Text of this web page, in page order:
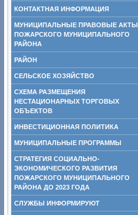
КОНТАКТНАЯ ИНФОРМАЦИЯ
МУНИЦИПАЛЬНЫЕ ПРАВОВЫЕ АКТЫ
ПОЖАРСКОГО МУНИЦИПАЛЬНОГО
РАЙОНА
РАЙОН
СЕЛЬСКОЕ ХОЗЯЙСТВО
СХЕМА РАЗМЕЩЕНИЯ
НЕСТАЦИОНАРНЫХ ТОРГОВЫХ
ОБЪЕКТОВ
ИНВЕСТИЦИОННАЯ ПОЛИТИКА
МУНИЦИПАЛЬНЫЕ ПРОГРАММЫ
СТРАТЕГИЯ СОЦИАЛЬНО-
ЭКОНОМИЧЕСКОГО РАЗВИТИЯ
ПОЖАРСКОГО МУНИЦИПАЛЬНОГО
РАЙОНА ДО 2023 ГОДА
СЛУЖБЫ ИНФОРМИРУЮТ